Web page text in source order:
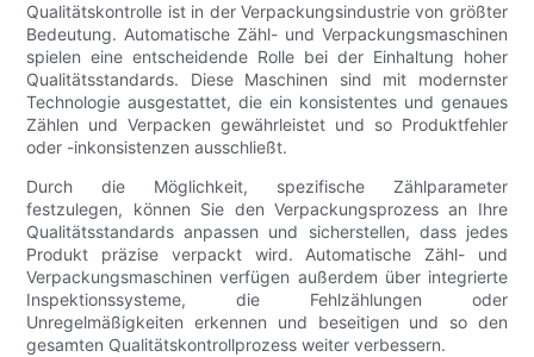
Qualitätskontrolle ist in der Verpackungsindustrie von größter
Bedeutung. Automatische Zähl- und Verpackungsmaschinen
spielen eine entscheidende Rolle bei der Einhaltung hoher
Qualitätsstandards. Diese Maschinen sind mit modernster
Technologie ausgestattet, die ein konsistentes und genaues
Zählen und Verpacken gewährleistet und so Produktfehler
oder -inkonsistenzen ausschließt.
Durch die Möglichkeit, spezifische Zählparameter
festzulegen, können Sie den Verpackungsprozess an Ihre
Qualitätsstandards anpassen und sicherstellen, dass jedes
Produkt präzise verpackt wird. Automatische Zähl- und
Verpackungsmaschinen verfügen außerdem über integrierte
Inspektionssysteme, die Fehlzählungen oder
Unregelmäßigkeiten erkennen und beseitigen und so den
gesamten Qualitätskontrollprozess weiter verbessern.